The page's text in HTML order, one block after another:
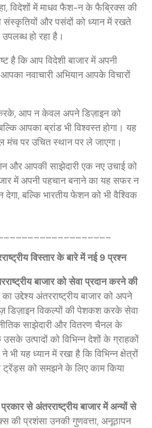
विदेशों में माधव फैश-न के फैब्रिक्स की
संस्कृतियों और पसंदों को ध्यान में रखते
हो रहा है।
है कि आप विदेशी बाजार में अपनी
नवाचारी अभियान आपके विचारों
आप न केवल अपने डिज़ाइन को
आपका ब्रांड भी विश्वस्त होगा। यह
पर उचित स्थान पर ले जाएगा।
और आपकी साझेदारी एक नए उचाई को
में अपनी पहचान बनाने का यह सफर न
बल्कि भारतीय फेशन को भी वैश्विक
विस्तार के बारे में नई 9 प्रश्न
बाजार को सेवा प्रदान करने की
उद्देश्य अंतरराष्ट्रीय बाजार को अपने
डिज़ाइन विकल्पों की पेशकश करके सेवा
साझेदारी और वितरण चैनल के
उत्पादों को विभिन्न देशों के ग्राहकों
यह ध्यान में रखा है कि विभिन्न क्षेत्रों
को समझने के लिए काम किया
से अंतरराष्ट्रीय बाजार में अन्यों से
की प्रशंसा उनकी गुणवत्ता, अनूठापन